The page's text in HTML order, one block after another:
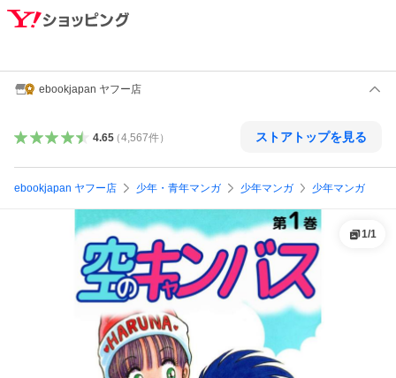
ebookjapan ヤフー店
4.65（4,567件） ストアトップを見る
ebookjapan ヤフー店 少年・青年マンガ 少年マンガ 少年マンガ
1/1